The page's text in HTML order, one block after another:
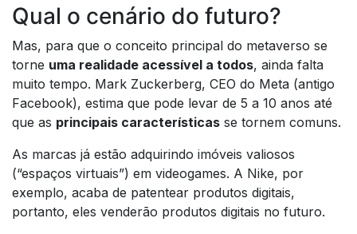
Qual o cenário do futuro?
Mas, para que o conceito principal do metaverso se
torne uma realidade acessível a todos, ainda falta
muito tempo. Mark Zuckerberg, CEO do Meta (antigo
Facebook), estima que pode levar de 5 a 10 anos até
que as principais características se tornem comuns.
As marcas já estão adquirindo imóveis valiosos
(“espaços virtuais”) em videogames. A Nike, por
exemplo, acaba de patentear produtos digitais,
portanto, eles venderão produtos digitais no futuro.